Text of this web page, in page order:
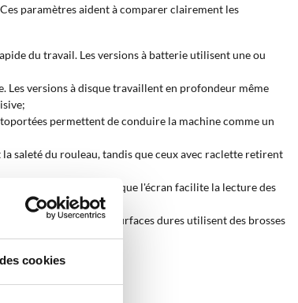
cookies
paramètres aident à comparer clairement les
du travail. Les versions à batterie utilisent une ou
Les versions à disque travaillent en profondeur même
permettent de conduire la machine comme un
saleté du rouleau, tandis que ceux avec raclette retirent
via application, tandis que l'écran facilite la lecture des
Les versions pour surfaces dures utilisent des brosses